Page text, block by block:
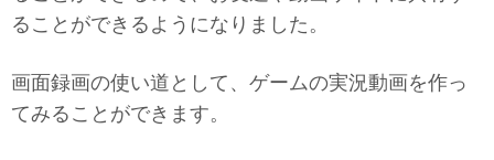
ることができるようになりました。
画面録画の使い道として、ゲームの実況動画を作っ
てみることができます。